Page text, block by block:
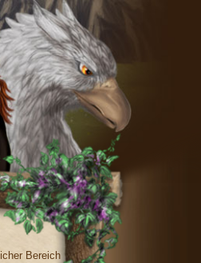
Bereich